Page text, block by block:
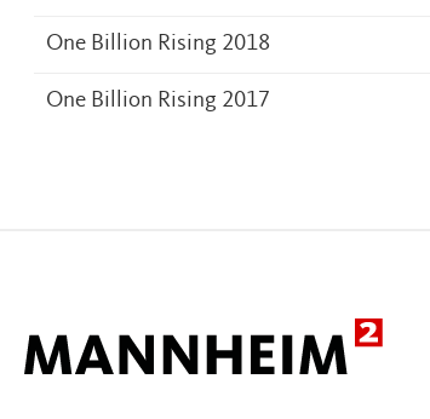
One Billion Rising 2018
One Billion Rising 2017